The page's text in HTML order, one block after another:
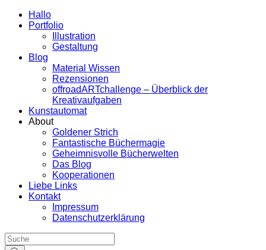
Hallo
Portfolio
Illustration
Gestaltung
Blog
Material Wissen
Rezensionen
offroadARTchallenge – Überblick der
Kreativaufgaben
Kunstautomat
About
Goldener Strich
Fantastische Büchermagie
Geheimnisvolle Bücherwelten
Das Blog
Kooperationen
Liebe Links
Kontakt
Impressum
Datenschutzerklärung